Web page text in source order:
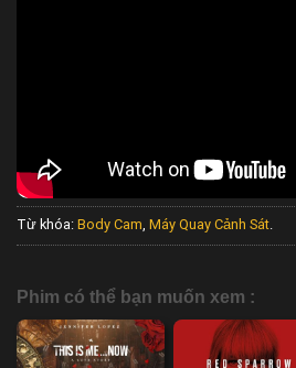
Từ khóa: Body Cam, Máy Quay Cảnh Sát.
Phim có thể bạn muốn xem :